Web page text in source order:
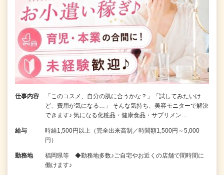
仕事内容
「このコスメ、自分の肌に合うかな？」「試してみたいけ
ど、費用が気になる…」 そんな気持ち、美容モニターで解決
できます♪ 気になる化粧品・健康食品・サプリメン…
給与
時給1,500円以上（完全出来高制／時間額1,500円～5,000
円）
勤務地
福岡県等 ◆勤務地多数♪ご自宅やお近くの店舗で間時間に
働けます♪